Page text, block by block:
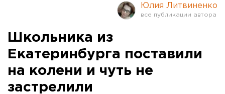
Юлия Литвиненко
Школьника из
Екатеринбурга поставили
на колени и чуть не
застрелили